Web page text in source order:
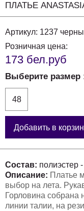
ПЛАТЬЕ
Артикул: 1237
Розничная цена:
173 бел.руб
Выберите размер
48
Добавить в
Состав: полиэстер
Описание: Платье
выбор на лета.
Горловина собрана
линии талии, на